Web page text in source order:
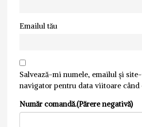
Emailul tău
Salvează-mi numele, emailul și
navigator pentru data viitoare când
Număr comandă.(Părere negativă)